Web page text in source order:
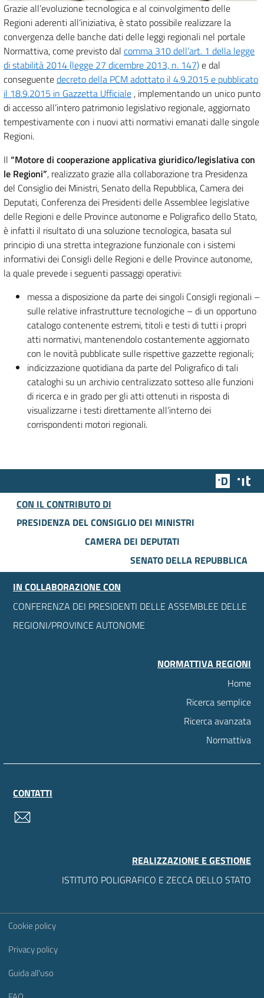
Grazie all’evoluzione tecnologica e al coinvolgimento delle
Regioni aderenti all’iniziativa, è stato possibile realizzare la
convergenza delle banche dati delle leggi regionali nel portale
Normattiva, come previsto dal comma 310 dell’art. 1 della legge
di stabilità 2014 (legge 27 dicembre 2013, n. 147)e dal
conseguentedecreto della PCM adottato il 4.9.2015 e pubblicato
il 18.9.2015 in Gazzetta Ufficiale , implementando un unico punto
di accesso all’intero patrimonio legislativo regionale, aggiornato
tempestivamente con i nuovi atti normativi emanati dalle singole
Regioni.
Il “Motore di cooperazione applicativa giuridico/legislativa con
le Regioni”, realizzato grazie alla collaborazione tra Presidenza
del Consiglio dei Ministri, Senato della Repubblica, Camera dei
Deputati, Conferenza dei Presidenti delle Assemblee legislative
delle Regioni e delle Province autonome e Poligrafico dello Stato,
è infatti il risultato di una soluzione tecnologica, basata sul
principio di una stretta integrazione funzionale con i sistemi
informativi dei Consigli delle Regioni e delle Province autonome,
la quale prevede i seguenti passaggi operativi:
messa a disposizione da parte dei singoli Consigli regionali –
sulle relative infrastrutture tecnologiche – di un opportuno
catalogo contenente estremi, titoli e testi di tutti i propri
atti normativi, mantenendolo costantemente aggiornato
con le novità pubblicate sulle rispettive gazzette regionali;
indicizzazione quotidiana da parte del Poligrafico di tali
cataloghi su un archivio centralizzato sotteso alle funzioni
di ricerca e in grado per gli atti ottenuti in risposta di
visualizzarne i testi direttamente all’interno dei
corrispondenti motori regionali.
Team
CON IL CONTRIBUTO DI
PRESIDENZA DEL CONSIGLIO DEI MINISTRI
CAMERA DEI DEPUTATI
SENATO DELLA REPUBBLICA
IN COLLABORAZIONE CON
CONFERENZA DEI PRESIDENTI DELLE ASSEMBLEE DELLE
REGIONI/PROVINCE AUTONOME
NORMATTIVA REGIONI
Home
Ricerca semplice
Ricerca avanzata
Normattiva
CONTATTI
REALIZZAZIONE E GESTIONE
ISTITUTO POLIGRAFICO E ZECCA DELLO STATO
Sezione Link Utili
Cookie policy
Privacy policy
Guida all'uso